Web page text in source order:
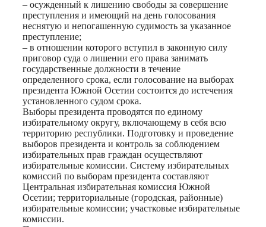
– осужденный к лишению свободы за совершение
преступления и имеющий на день голосования
неснятую и непогашенную судимость за указанное
преступление;
– в отношении которого вступил в законную силу
приговор суда о лишении его права занимать
государственные должности в течение
определенного срока, если голосование на выборах
президента Южной Осетии состоится до истечения
установленного судом срока.
Выборы президента проводятся по единому
избирательному округу, включающему в себя всю
территорию республики. Подготовку и проведение
выборов президента и контроль за соблюдением
избирательных прав граждан осуществляют
избирательные комиссии. Систему избирательных
комиссий по выборам президента составляют
Центральная избирательная комиссия Южной
Осетии; территориальные (городская, районные)
избирательные комиссии; участковые избирательные
комиссии.